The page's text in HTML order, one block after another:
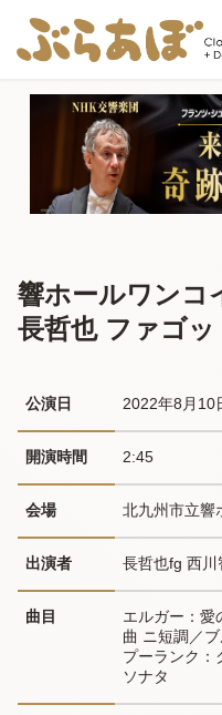
響ホールワンコ
長哲也 ファゴッ
公演日 2022年8月10
開演時間 2:45
会場 北九州市立響
出演者 長哲也fg 西
曲目
エルガー：愛
曲 ニ短調／
プーランク：
ソナタ